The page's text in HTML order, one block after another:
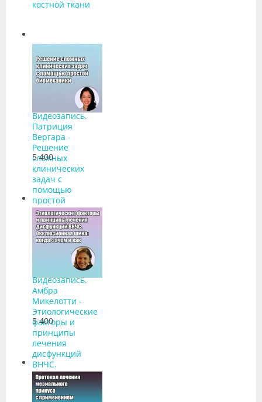
костной ткани
Видеозапись.
Патриция
Вергара -
Решение
сложных
клинических
задач с
помощью
простой
биомеханики
5 400
Видеозапись.
Амбра
Микелотти -
Этиологические
факторы и
принципы
лечения
дисфункций
ВНЧС.
Окклюзионная
шина: когда,
зачем и как
5 400